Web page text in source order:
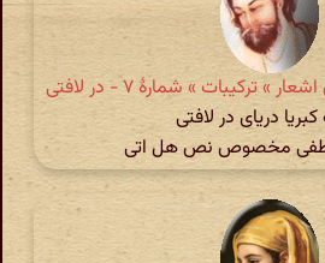
ترکیبات » شمارهٔ ۷ - در لافتی
دریای در لافتی
مخصوص نص هل اتی